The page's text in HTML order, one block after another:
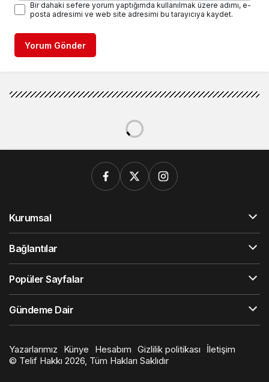
Bir dahaki sefere yorum yaptığımda kullanılmak üzere adımı, e-
posta adresimi ve web site adresimi bu tarayıcıya kaydet.
Yorum Gönder
Kurumsal
Bağlantılar
Popüler Sayfalar
Gündeme Dair
Yazarlarımız Künye Hesabım Gizlilik politikası
İletişim
© Telif Hakkı 2026, Tüm Hakları Saklıdır